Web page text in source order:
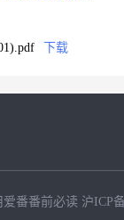
下载
爱番番前必读 沪ICP